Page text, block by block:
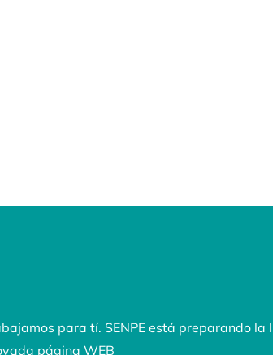
para tí. SENPE está preparando la
página WEB